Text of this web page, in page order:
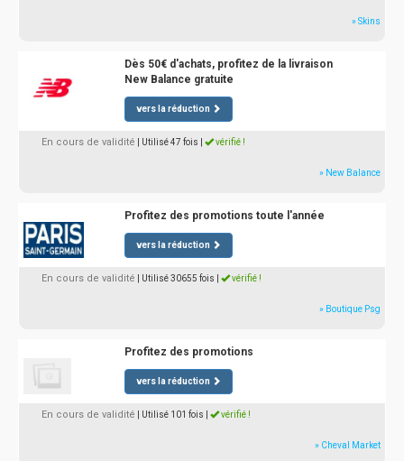
» Skins
Dès 50€ d'achats, profitez de la livraison
New Balance gratuite
vers la réduction
En cours de validité | Utilisé 47 fois vérifié !
» New Balance
Profitez des promotions toute l'année
vers la réduction
En cours de validité | Utilisé 30655 fois vérifié !
» Boutique Psg
Profitez des promotions
vers la réduction
En cours de validité | Utilisé 101 fois vérifié !
» Cheval Market